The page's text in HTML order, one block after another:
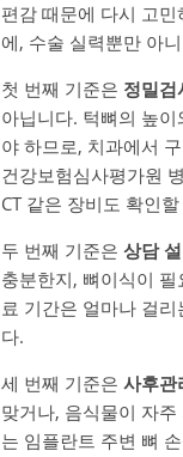
편감 때문에 다시 고
에, 수술 실력뿐만 아
첫 번째 기준은 정밀검
아닙니다. 턱뼈의 높
야 하므로, 치과에서
건강보험심사평가원
CT 같은 장비도 확인
두 번째 기준은 상담
충분한지, 뼈이식이
료 기간은 얼마나 걸
다.
세 번째 기준은 사후관
맞거나, 음식물이 자
는 임플란트 주변 뼈